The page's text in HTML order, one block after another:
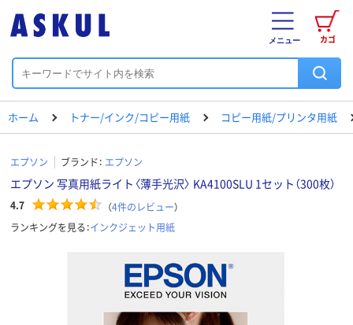
カゴ
メニュー
ホーム トナー/インク/コピー用紙 コピー用紙/プリンタ用紙
エプソン ブランド： エプソン
エプソン 写真用紙ライト〈薄手光沢〉 KA4100SLU 1セット（300枚）
4.7 （4件のレビュー）
ランキングを見る：インクジェット用紙